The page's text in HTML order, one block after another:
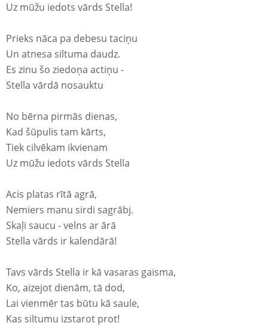
Uz mūžu iedots vārds Stella!
Prieks nāca pa debesu taciņu
Un atnesa siltuma daudz.
Es zinu šo ziedoņa actiņu -
Stella vārdā nosauktu
No bērna pirmās dienas,
Kad šūpulis tam kārts,
Tiek cilvēkam ikvienam
Uz mūžu iedots vārds Stella
Acis platas rītā agrā,
Nemiers manu sirdi sagrābj.
Skaļi saucu - velns ar ārā
Stella vārds ir kalendārā!
Tavs vārds Stella ir kā vasaras gaisma,
Ko, aizejot dienām, tā dod,
Lai vienmēr tas būtu kā saule,
Kas siltumu izstarot prot!